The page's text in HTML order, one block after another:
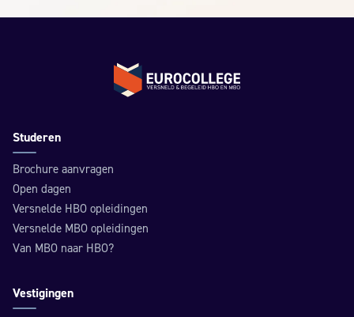
Terug naar de homepage
Studeren
Brochure aanvragen
Open dagen
Versnelde HBO opleidingen
Versnelde MBO opleidingen
Van MBO naar HBO?
Vestigingen